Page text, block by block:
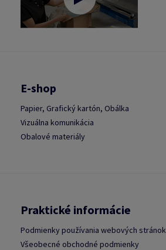
E-shop
Papier, Grafický kartón, Obálka
Vizuálna komunikácia
Obalové materiály
Praktické informácie
Podmienky používania webových stránok
Všeobecné obchodné podmienky